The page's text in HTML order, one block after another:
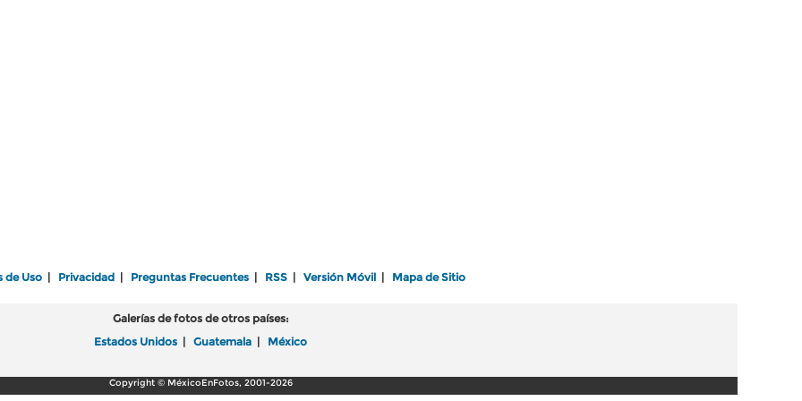
de Uso Privacidad Preguntas Frecuentes RSS Versión Móvil Mapa de Sitio
Galerías de fotos de otros países:
Estados Unidos
Guatemala México
Copyright © MéxicoEnFotos, 2001-2026